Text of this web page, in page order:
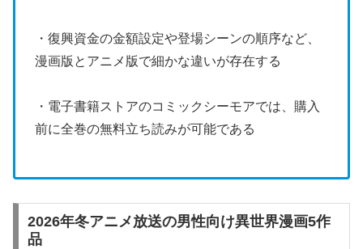
・復興資金の金額設定や登場シーンの順序など、
漫画版とアニメ版で細かな違いが存在する
・電子書籍ストアのコミックシーモアでは、購入
前に全巻の無料立ち読みが可能である
2026年冬アニメ放送の男性向け異世界漫画5作
品